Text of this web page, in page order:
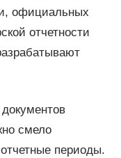
официальных
отчетности
смело
периоды.